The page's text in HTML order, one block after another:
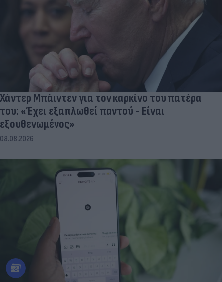
Χάντερ Μπάιντεν για τον καρκίνο του πατέρα
του: «Έχει εξαπλωθεί παντού - Είναι
εξουθενωμένος»
08.08.2026